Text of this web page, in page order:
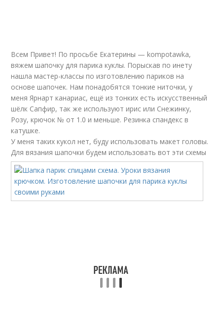
Всем Привет! По просьбе Екатерины — kompotawka,
вяжем шапочку для парика куклы. Порыскав по инету
нашла мастер-классы по изготовлению париков на
основе шапочек. Нам понадобятся тонкие ниточки, у
меня Ярнарт канариас, ещё из тонких есть искусственный
шёлк Сапфир, так же используют ирис или Снежинку,
Розу, крючок № от 1.0 и меньше. Резинка спандекс в
катушке.
У меня таких кукол нет, буду использовать макет головы.
Для вязания шапочки будем использовать вот эти схемы